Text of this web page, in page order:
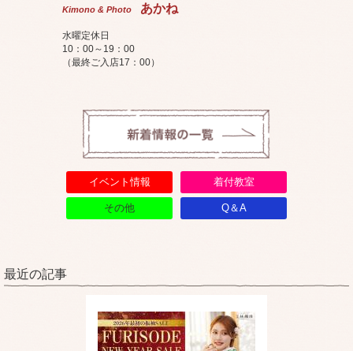
Kimono & Photo あかね
水曜定休日
10：00～19：00
（最終ご入店17：00）
イベント情報 着付教室
その他 Q＆A
最近の記事